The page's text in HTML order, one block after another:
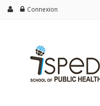
Connexion